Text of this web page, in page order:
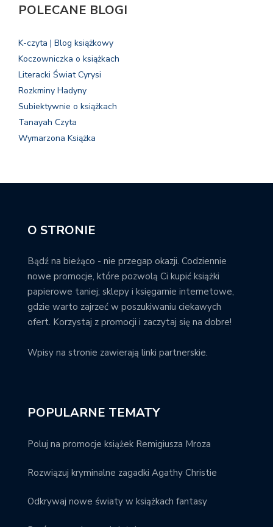
POLECANE BLOGI
K-czyta | Blog książkowy
Koczowniczka o książkach
Literacki Świat Cyrysi
Rozkminy Hadyny
Subiektywnie o książkach
Tanayah Czyta
Wymarzona Książka
O STRONIE
Bądź na bieżąco - nie przegap okazji. Codziennie
nowe promocje, które pozwolą Ci kupić książki
papierowe taniej; sklepy i księgarnie internetowe,
gdzie warto zajrzeć w poszukiwaniu ciekawych
ofert. Korzystaj z promocji i zaczytaj się na dobre!
Wpisy na stronie zawierają linki partnerskie.
POPULARNE TEMATY
Poluj na promocje książek Remigiusza Mroza
Rozwiązuj kryminalne zagadki Agathy Christie
Odkrywaj nowe światy w książkach fantasy